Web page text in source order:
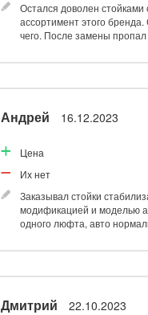
Остался доволен стойками
ассортимент этого
чего. После замены
Андрей 16.12.2023
Цена
Их нет
Заказывал стойки
модификацией и моделью
одного люфта, авто
Дмитрий 22.10.2023